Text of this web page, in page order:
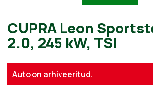
CUPRA Leon
Auto on arhiveeritud.